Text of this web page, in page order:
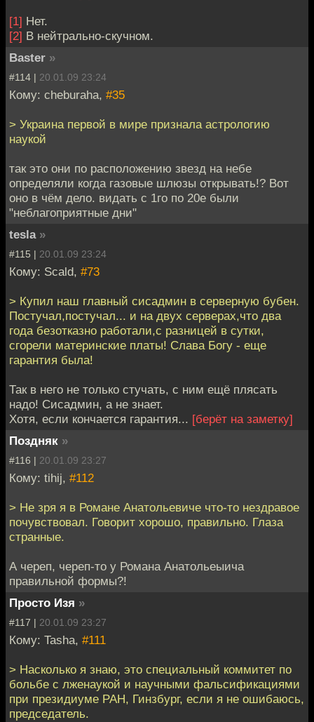
[1] Нет.
[2] В нейтрально-скучном.
Baster »
#114 | 20.01.09 23:24
Кому: cheburaha, #35
> Украина первой в мире признала астрологию
наукой
так это они по расположению звезд на небе
определяли когда газовые шлюзы открывать!? Вот
оно в чём дело. видать с 1го по 20е были
"неблагоприятные дни"
tesla »
#115 | 20.01.09 23:24
Кому: Scald, #73
> Купил наш главный сисадмин в серверную бубен.
Постучал,постучал... и на двух серверах,что два
года безотказно работали,с разницей в сутки,
сгорели материнские платы! Слава Богу - еще
гарантия была!
Так в него не только стучать, с ним ещё плясать
надо! Сисадмин, а не знает.
Хотя, если кончается гарантия... [берёт на заметку]
Поздняк »
#116 | 20.01.09 23:27
Кому: tihij, #112
> Не зря я в Романе Анатольевиче что-то нездравое
почувствовал. Говорит хорошо, правильно. Глаза
странные.
А череп, череп-то у Романа Анатольеыича
правильной формы?!
Просто Изя »
#117 | 20.01.09 23:27
Кому: Tasha, #111
> Насколько я знаю, это специальный коммитет по
больбе с лженаукой и научными фальсификациями
при президиуме РАН, Гинзбург, если я не ошибаюсь,
председатель.